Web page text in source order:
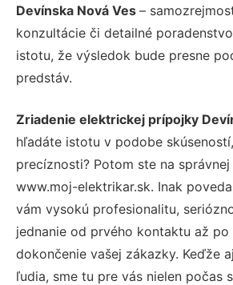
Devínska Nová Ves –
konzultácie či detailné
istotu, že výsledok bude presne
predstáv.
Zriadenie elektrickej prípojky
hľadáte istotu v podobe
precíznosti? Potom ste na správnej
www.moj-elektrikar.sk. Inak
vám vysokú profesionalitu,
jednanie od prvého kontaktu až po
dokončenie vašej zákazky. Keďže
ľudia, sme tu pre vás nielen počas